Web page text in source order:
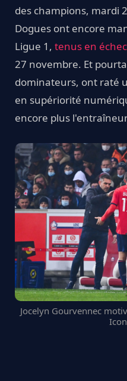
des champions, mardi
Dogues ont encore
Ligue 1, tenus en
27 novembre. Et
dominateurs, ont raté
en supériorité
encore plus
Jocelyn Gourvennec